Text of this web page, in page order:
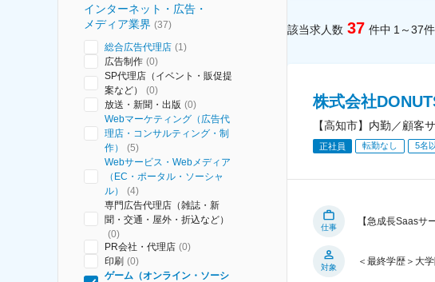
インターネット・広告・
メディア業界 (37)
総合広告代理店 (1)
広告制作 (0)
SP代理店（イベント・販促提
案など）
(0)
放送・新聞・出版 (0)
Webマーケティング（広告代
理店・コンサルティング・制
作）
(5)
Webサービス・Webメディア
（EC・ポータル・ソーシャ
ル）
(4)
専門広告代理店（雑誌・新
聞・交通・屋外・折込など）
(0)
PR会社・代理店 (0)
印刷 (0)
ゲーム（オンライン・ソーシ
該当求人数 37 件中 1～37件
株式会社
【高知市】内勤／顧
正社員 転勤なし 5名
仕事
【急成長Saasサ
対象
＜最終学歴＞大